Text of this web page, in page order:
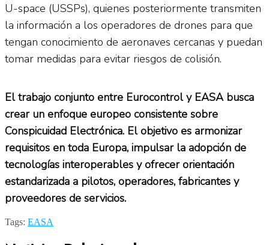
U-space (USSPs), quienes posteriormente transmiten
la información a los operadores de drones para que
tengan conocimiento de aeronaves cercanas y puedan
tomar medidas para evitar riesgos de colisión.
El trabajo conjunto entre Eurocontrol y EASA busca
crear un enfoque europeo consistente sobre
Conspicuidad Electrónica. El objetivo es armonizar
requisitos en toda Europa, impulsar la adopción de
tecnologías interoperables y ofrecer orientación
estandarizada a pilotos, operadores, fabricantes y
proveedores de servicios.
Tags: EASA